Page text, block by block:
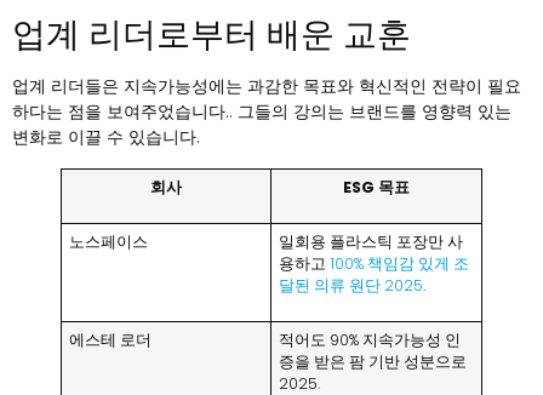
업계 리더로부터 배운 교훈
업계 리더들은 지속가능성에는 과감한 목표와 혁신적인 전략이 필요
하다는 점을 보여주었습니다.. 그들의 강의는 브랜드를 영향력 있는
변화로 이끌 수 있습니다.
회사 ESG 목표
노스페이스
일회용 플라스틱 포장만 사
용하고100% 책임감 있게 조
달된 의류 원단 2025.
에스테 로더
적어도 90% 지속가능성 인
증을 받은 팜 기반 성분으로
2025.